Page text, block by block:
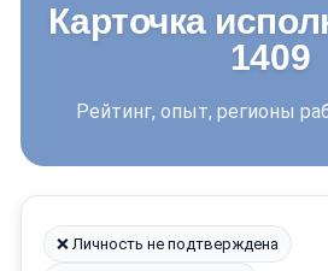
Карточка
1409
Рейтинг, опыт, регионы
❌ Личность не подтверждена